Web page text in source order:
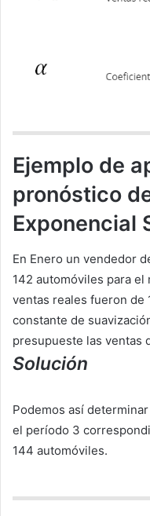
Ejemplo de
pronóstico
Exponencial
En Enero un vendedor
142 automóviles para el
ventas reales fueron de
constante de
presupueste las ventas
Solución
Podemos así
el período 3
144 automóviles.